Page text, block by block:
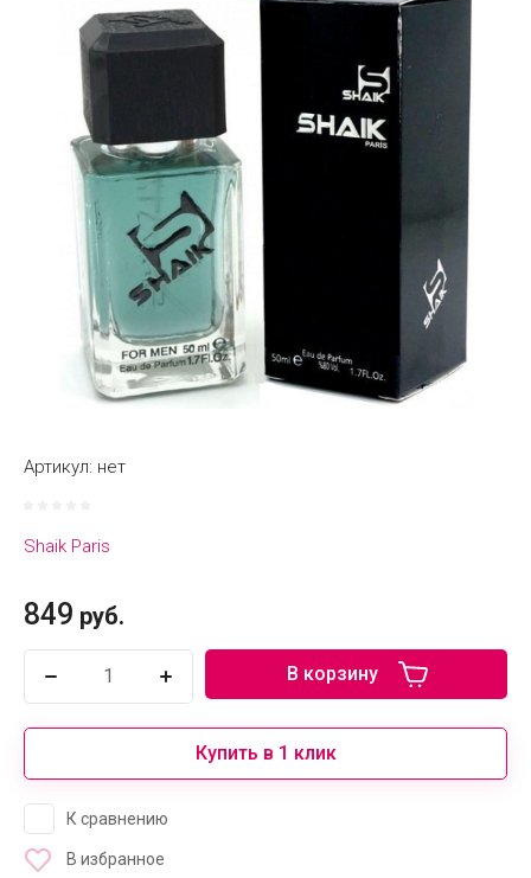
Артикул: нет
Shaik Paris
849 руб.
В корзину
Купить в 1 клик
К сравнению
В избранное